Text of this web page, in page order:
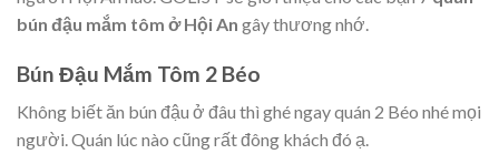
bún đậu mắm tôm ở Hội An gây thương nhớ.
Bún Đậu Mắm Tôm 2 Béo
Không biết ăn bún đậu ở đâu thì ghé ngay quán 2 Béo nhé mọi
người. Quán lúc nào cũng rất đông khách đó ạ.